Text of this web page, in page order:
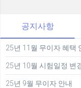
공지사항
25년 11월 무이자 혜택
25년 10월 시험일정 변
25년 9월 무이자 안내